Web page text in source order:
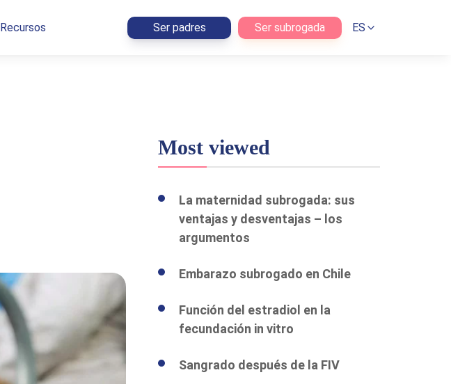
Recursos Ser padres Ser subrogada ES
Most viewed
La maternidad subrogada: sus
ventajas y desventajas – los
argumentos
Embarazo subrogado en Chile
Función del estradiol en la
fecundación in vitro
Sangrado después de la FIV